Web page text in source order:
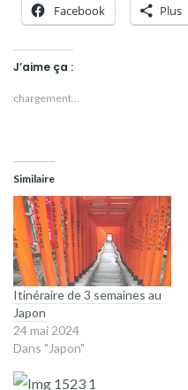
Facebook Plus
J’aime ça :
chargement…
Similaire
Itinéraire de 3 semaines au
Japon
24 mai 2024
Dans "Japon"